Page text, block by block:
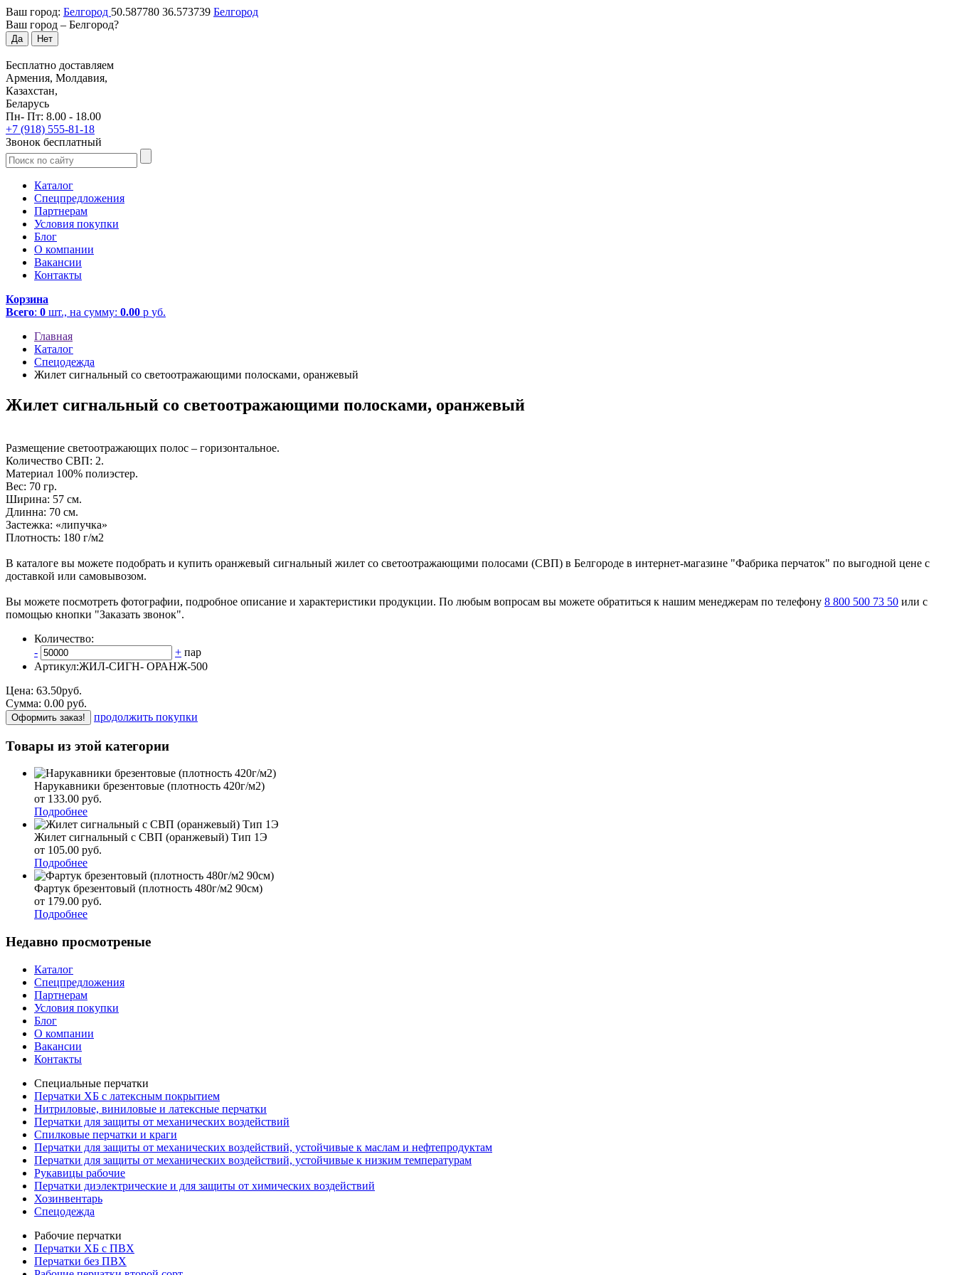
Ваш город: Белгород 50.587780 36.573739 Белгород
Ваш город – Белгород?
Да Нет
Бесплатно доставляем
Армения, Молдавия,
Казахстан,
Беларусь
Пн- Пт: 8.00 - 18.00
+7 (918) 555-81-18
Звонок бесплатный
Каталог
Спецпредложения
Партнерам
Условия покупки
Блог
О компании
Вакансии
Контакты
Корзина
Всего: 0 шт., на сумму: 0.00 р уб.
Главная
Каталог
Спецодежда
Жилет сигнальный со светоотражающими полосками, оранжевый
Жилет сигнальный со светоотражающими полосками, оранжевый
Размещение светоотражающих полос – горизонтальное.
Количество СВП: 2.
Материал 100% полиэстер.
Вес: 70 гр.
Ширина: 57 см.
Длинна: 70 см.
Застежка: «липучка»
Плотность: 180 г/м2
В каталоге вы можете подобрать и купить оранжевый сигнальный жилет со светоотражающими полосами (СВП) в Белгороде в интернет-магазине "Фабрика перчаток" по выгодной цене с
доставкой или самовывозом.
Вы можете посмотреть фотографии, подробное описание и характеристики продукции. По любым вопросам вы можете обратиться к нашим менеджерам по телефону 8 800 500 73 50 или с
помощью кнопки "Заказать звонок".
Количество:
-
+ пар
Артикул:ЖИЛ-СИГН- ОРАНЖ-500
Цена: 63.50руб.
Сумма: 0.00 руб.
Оформить заказ! продолжить покупки
Товары из этой категории
Нарукавники брезентовые (плотность 420г/м2)
от 133.00 руб.
Подробнее
Жилет сигнальный с СВП (оранжевый) Тип 1Э
от 105.00 руб.
Подробнее
Фартук брезентовый (плотность 480г/м2 90см)
от 179.00 руб.
Подробнее
Недавно просмотреные
Каталог
Спецпредложения
Партнерам
Условия покупки
Блог
О компании
Вакансии
Контакты
Специальные перчатки
Перчатки ХБ с латексным покрытием
Нитриловые, виниловые и латексные перчатки
Перчатки для защиты от механических воздействий
Cпилковые перчатки и краги
Перчатки для защиты от механических воздействий, устойчивые к маслам и нефтепродуктам
Перчатки для защиты от механических воздействий, устойчивые к низким температурам
Рукавицы рабочие
Перчатки диэлектрические и для защиты от химических воздействий
Хозинвентарь
Спецодежда
Рабочие перчатки
Перчатки ХБ с ПВХ
Перчатки без ПВХ